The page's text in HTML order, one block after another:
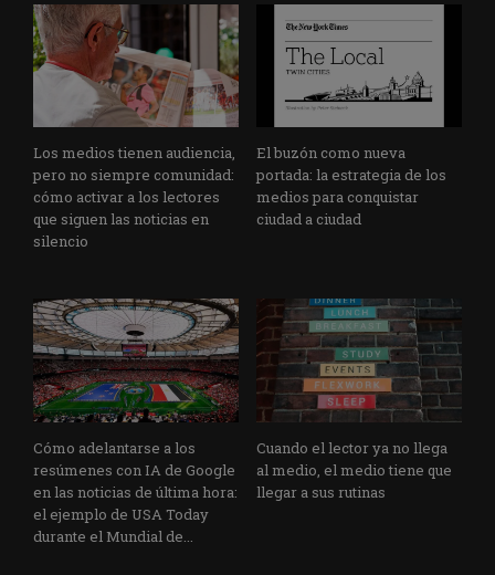
Los medios tienen audiencia,
pero no siempre comunidad:
cómo activar a los lectores
que siguen las noticias en
silencio
El buzón como nueva
portada: la estrategia de los
medios para conquistar
ciudad a ciudad
Cómo adelantarse a los
resúmenes con IA de Google
en las noticias de última hora:
el ejemplo de USA Today
durante el Mundial de...
Cuando el lector ya no llega
al medio, el medio tiene que
llegar a sus rutinas